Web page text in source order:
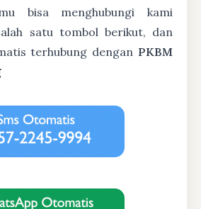
bisa menghubungi kami
satu tombol berikut, dan
terhubung dengan PKBM